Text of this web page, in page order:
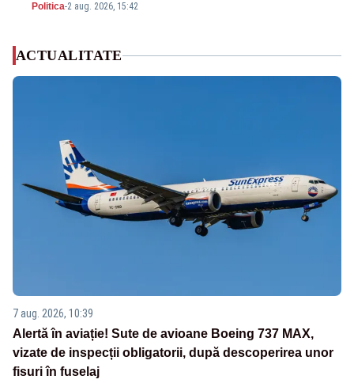
Politica-2 aug. 2026, 15:42
ACTUALITATE
7 aug. 2026, 10:39
Alertă în aviație! Sute de avioane Boeing 737 MAX,
vizate de inspecții obligatorii, după descoperirea unor
fisuri în fuselaj